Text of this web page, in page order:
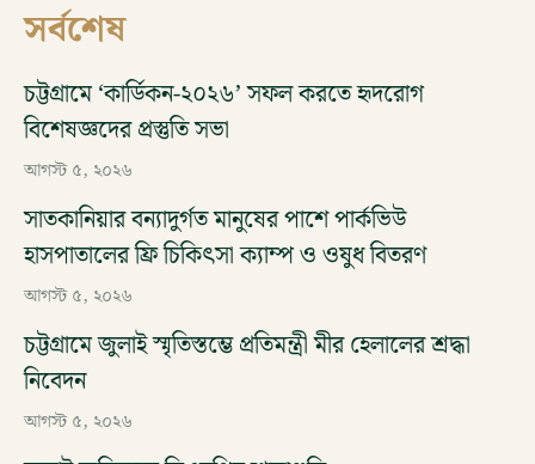
সর্বশেষ
চট্টগ্রামে ‘কার্ডিকন-২০২৬’ সফল করতে হৃদরোগ
বিশেষজ্ঞদের প্রস্তুতি সভা
আগস্ট ৫, ২০২৬
সাতকানিয়ার বন্যাদুর্গত মানুষের পাশে পার্কভিউ
হাসপাতালের ফ্রি চিকিৎসা ক্যাম্প ও ওষুধ বিতরণ
আগস্ট ৫, ২০২৬
চট্টগ্রামে জুলাই স্মৃতিস্তম্ভে প্রতিমন্ত্রী মীর হেলালের শ্রদ্ধা
নিবেদন
আগস্ট ৫, ২০২৬